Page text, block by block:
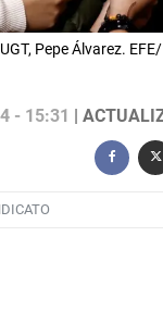
Pepe Álvarez.
- 15:31 |